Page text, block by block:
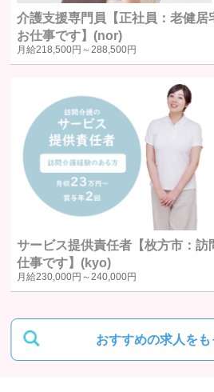
裁判所、検察庁、警察またはこれらに準
ら、個人情報についての開示を求められ
ユーザー本人から明示的に第三者への開
統計処理されたデータの利用
当社は、提供を受けた個人情報をもとに、
した統計データを作成することがあります
ータについては、当社は何ら制限なく利用
ご質問及びご苦情の窓口
下記の窓口にご連絡ください。
おすすめの求人をも
介護支援専門員【正社員：老健居
お仕事です】(nor)
月給218,500円～ 288,500円
サービス提供責任者【枚方市：訪
仕事です】(kyo)
月給230,000円～ 240,000円